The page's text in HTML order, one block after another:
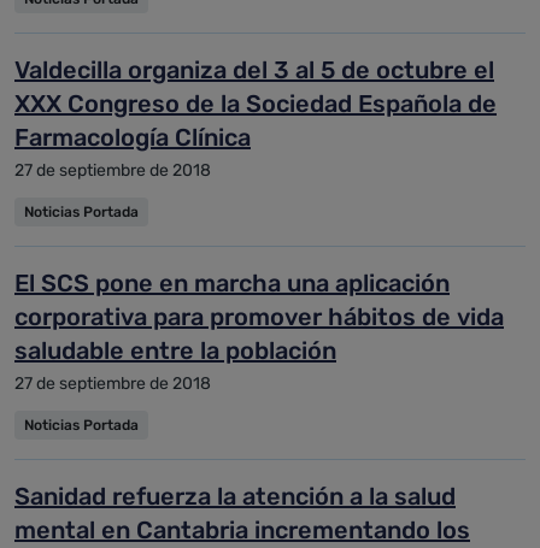
Valdecilla organiza del 3 al 5 de octubre el
XXX Congreso de la Sociedad Española de
Farmacología Clínica
27 de septiembre de 2018
Noticias Portada
El SCS pone en marcha una aplicación
corporativa para promover hábitos de vida
saludable entre la población
27 de septiembre de 2018
Noticias Portada
Sanidad refuerza la atención a la salud
mental en Cantabria incrementando los